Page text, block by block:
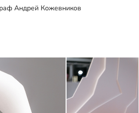
Андрей Кожевников